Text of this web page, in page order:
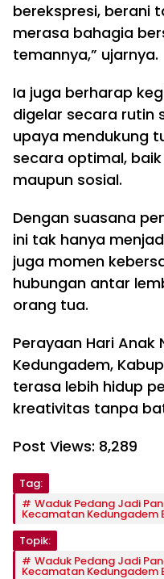
berekspresi, berani
merasa bahagia
temannya,” ujarnya.
Ia juga berharap
digelar secara rutin
upaya mendukung
secara optimal,
maupun sosial.
Dengan suasana
ini tak hanya
juga momen
hubungan antar
orang tua.
Perayaan Hari
Kedungadem,
terasa lebih hidup
kreativitas tanpa
Post Views: 8,289
Tag:
Waduk Pedang Jadi
Kecamatan Kedungadem
Topik:
Waduk Pedang Jadi
Kecamatan Kedungadem